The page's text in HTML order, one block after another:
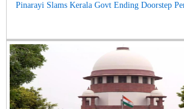
Pinarayi Slams Kerala Govt Ending Doorstep